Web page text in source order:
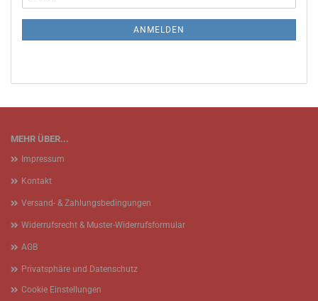
Mail
ANMELDEN
MEHR ÜBER...
Impressum
Kontakt
Versand- & Zahlungsbedingungen
Widerrufsrecht & Muster-Widerrufsformular
AGB
Privatsphäre und Datenschutz
Cookie Einstellungen